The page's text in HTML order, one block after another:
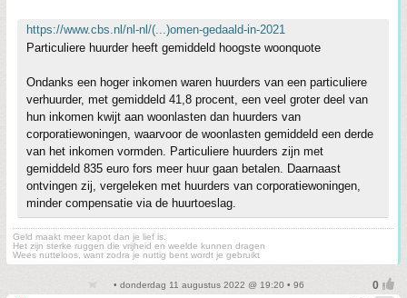
https://www.cbs.nl/nl-nl/(...)omen-gedaald-in-2021
Particuliere huurder heeft gemiddeld hoogste woonquote
Ondanks een hoger inkomen waren huurders van een particuliere
verhuurder, met gemiddeld 41,8 procent, een veel groter deel van
hun inkomen kwijt aan woonlasten dan huurders van
corporatiewoningen, waarvoor de woonlasten gemiddeld een derde
van het inkomen vormden. Particuliere huurders zijn met
gemiddeld 835 euro fors meer huur gaan betalen. Daarnaast
ontvingen zij, vergeleken met huurders van corporatiewoningen,
minder compensatie via de huurtoeslag.
Geld maakt meer kapot dan je lief is.
Het zijn sterke ruggen die vrijheid en weelde kunnen dragen
Wees nutteloos, want zodra je nuttig bent wordt je gebruikt
• donderdag 11 augustus 2022 @ 19:20 • 96